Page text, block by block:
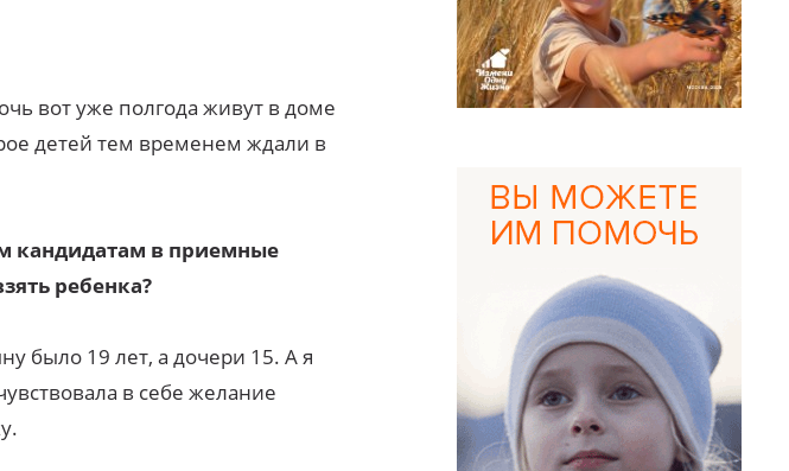
вот уже полгода живут в доме
детей тем временем ждали в
кандидатам в приемные
ребенка?
было 19 лет, а дочери 15. А я
в себе желание